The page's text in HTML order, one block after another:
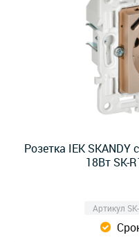
Розетка IEK
18Вт SK-
Артикул